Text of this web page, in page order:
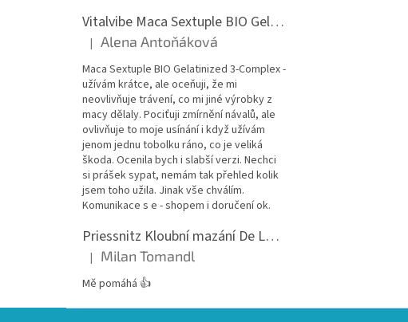
Vitalvibe Maca Sextuple BIO Gelatinized 3-Complex, 60 kapslí
Hodnocení produktu je 5 z 5 hvězdiček.
| Alena Antoňáková
Maca Sextuple BIO Gelatinized 3-Complex -
užívám krátce, ale oceňuji, že mi
neovlivňuje trávení, co mi jiné výrobky z
macy dělaly. Pociťuji zmírnění návalů, ale
ovlivňuje to moje usínání i když užívám
jenom jednu tobolku ráno, co je veliká
škoda. Ocenila bych i slabší verzi. Nechci
si prášek sypat, nemám tak přehled kolik
jsem toho užila. Jinak vše chválím.
Komunikace s e - shopem i doručení ok.
Priessnitz Kloubní mazání De Luxe, 200ml
Hodnocení produktu je 5 z 5 hvězdiček.
| Milan Tomandl
Mě pomáhá 👍